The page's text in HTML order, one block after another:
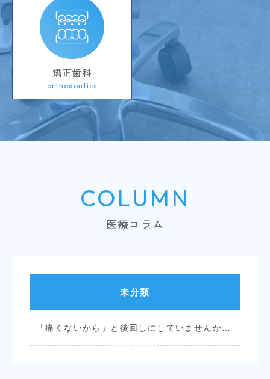
矯正歯科
orthodontics
COLUMN
医療コラム
未分類
「痛くないから」と後回しにしていませんか？葛西の皆さんに知ってほしい、定期検診の「安心」と「メリット」